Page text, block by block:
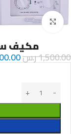
to enlarge
مكيف سوبر
1,500.00ر.س